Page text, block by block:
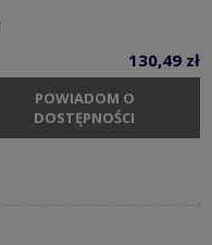
130,49 zł
POWIADOM O
DOSTĘPNOŚCI